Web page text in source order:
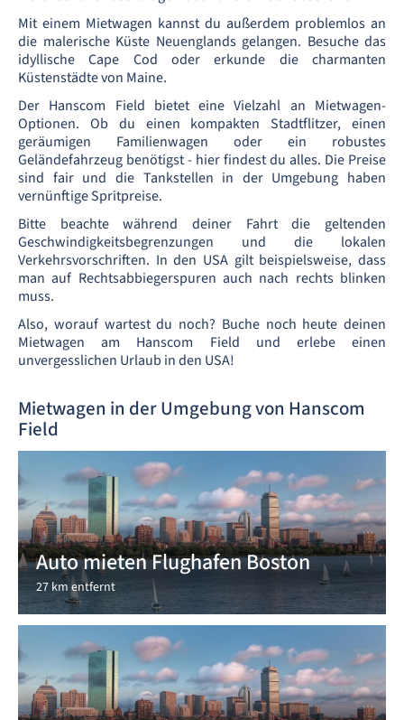
Mit einem Mietwagen kannst du außerdem problemlos an
die malerische Küste Neuenglands gelangen. Besuche das
idyllische Cape Cod oder erkunde die charmanten
Küstenstädte von Maine.
Der Hanscom Field bietet eine Vielzahl an Mietwagen-
Optionen. Ob du einen kompakten Stadtflitzer, einen
geräumigen Familienwagen oder ein robustes
Geländefahrzeug benötigst - hier findest du alles. Die Preise
sind fair und die Tankstellen in der Umgebung haben
vernünftige Spritpreise.
Bitte beachte während deiner Fahrt die geltenden
Geschwindigkeitsbegrenzungen und die lokalen
Verkehrsvorschriften. In den USA gilt beispielsweise, dass
man auf Rechtsabbiegerspuren auch nach rechts blinken
muss.
Also, worauf wartest du noch? Buche noch heute deinen
Mietwagen am Hanscom Field und erlebe einen
unvergesslichen Urlaub in den USA!
Mietwagen in der Umgebung von Hanscom
Field
Auto mieten Flughafen Boston
27 km entfernt